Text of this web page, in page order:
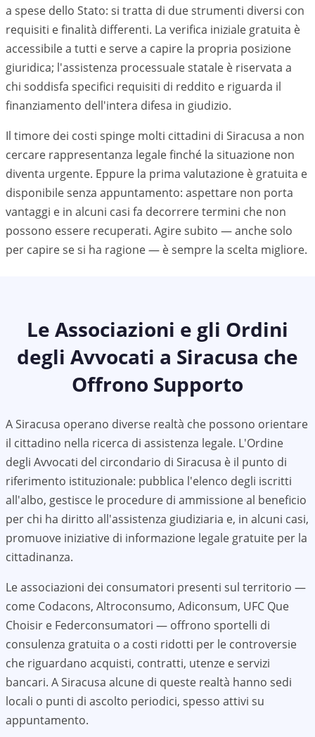
a spese dello Stato: si tratta di due strumenti diversi con
requisiti e finalità differenti. La verifica iniziale gratuita è
accessibile a tutti e serve a capire la propria posizione
giuridica; l'assistenza processuale statale è riservata a
chi soddisfa specifici requisiti di reddito e riguarda il
finanziamento dell'intera difesa in giudizio.
Il timore dei costi spinge molti cittadini di Siracusa a non
cercare rappresentanza legale finché la situazione non
diventa urgente. Eppure la prima valutazione è gratuita e
disponibile senza appuntamento: aspettare non porta
vantaggi e in alcuni casi fa decorrere termini che non
possono essere recuperati. Agire subito — anche solo
per capire se si ha ragione — è sempre la scelta migliore.
Le Associazioni e gli Ordini
degli Avvocati a Siracusa che
Offrono Supporto
ASiracusa operano diverse realtà che possono orientare
il cittadino nella ricerca di assistenza legale. L'Ordine
degli Avvocati del circondario di Siracusa è il punto di
riferimento istituzionale: pubblica l'elenco degli iscritti
all'albo, gestisce le procedure di ammissione al beneficio
per chi ha diritto all'assistenza giudiziaria e, in alcuni casi,
promuove iniziative di informazione legale gratuite per la
cittadinanza.
Le associazioni dei consumatori presenti sul territorio —
come Codacons, Altroconsumo, Adiconsum, UFC Que
Choisir e Federconsumatori — offrono sportelli di
consulenza gratuita o a costi ridotti per le controversie
che riguardano acquisti, contratti, utenze e servizi
bancari. ASiracusa alcune di queste realtà hanno sedi
locali o punti di ascolto periodici, spesso attivi su
appuntamento.